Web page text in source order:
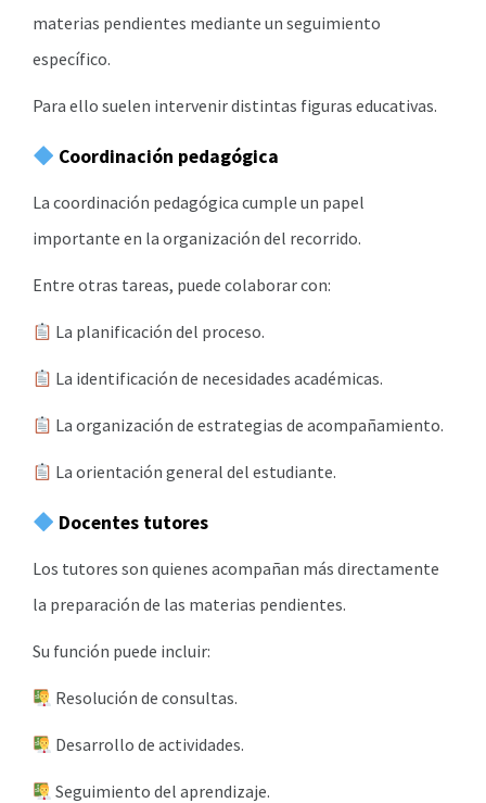
materias pendientes mediante un seguimiento
específico.
Para ello suelen intervenir distintas figuras educativas.
Coordinación pedagógica
La coordinación pedagógica cumple un papel
importante en la organización del recorrido.
Entre otras tareas, puede colaborar con:
La planificación del proceso.
La identificación de necesidades académicas.
La organización de estrategias de acompañamiento.
La orientación general del estudiante.
Docentes tutores
Los tutores son quienes acompañan más directamente
la preparación de las materias pendientes.
Su función puede incluir:
Resolución de consultas.
Desarrollo de actividades.
Seguimiento del aprendizaje.